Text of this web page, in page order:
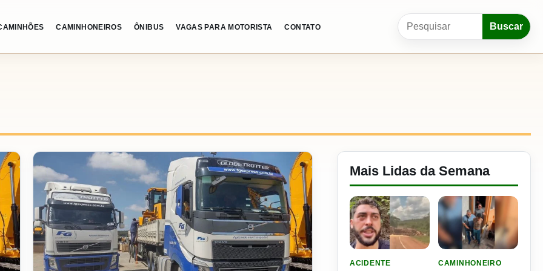
CAMINHONEIROS ÔNIBUS VAGAS PARA MOTORISTA CONTATO
Pesquisar por:
Buscar
Mais Lidas da Semana
ACIDENTE
CAMINHONEIRO